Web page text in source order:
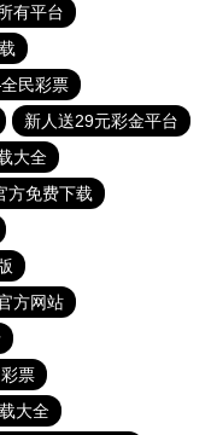
有平台
民彩票
新人送29元彩金平台
大全
方免费下载
方网站
票
大全